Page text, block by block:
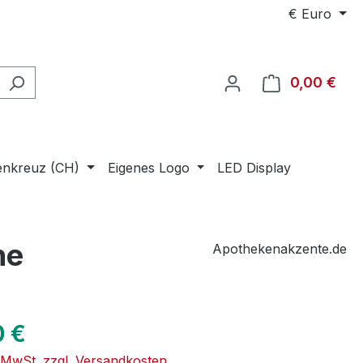
€ Euro
0,00 €
(CH) Eigenes Logo LED Display
Apothekenakzente.de
€